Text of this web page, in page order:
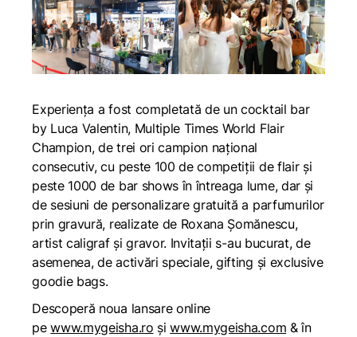
Experiența a fost completată de un cocktail bar
by Luca Valentin, Multiple Times World Flair
Champion, de trei ori campion național
consecutiv, cu peste 100 de competiții de flair și
peste 1000 de bar shows în întreaga lume, dar și
de sesiuni de personalizare gratuită a parfumurilor
prin gravură, realizate de Roxana Șomănescu,
artist caligraf și gravor. Invitații s-au bucurat, de
asemenea, de activări speciale, gifting și exclusive
goodie bags.
Descoperă noua lansare online
pe www.mygeisha.ro și www.mygeisha.com & în